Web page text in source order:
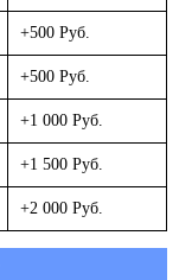
+500 Руб.
+500 Руб.
+1 000 Руб.
+1 500 Руб.
+2 000 Руб.